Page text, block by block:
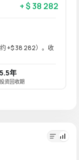
+ $ 38 282
+$ 38 282）。收
5.5年
投资回收期